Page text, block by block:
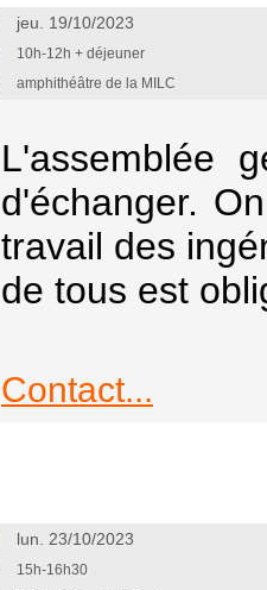
jeu. 19/10/2023
10h-12h + déjeuner
amphithéâtre de la MILC
L'assemblée
d'échanger.
travail des
de tous est
Contact...
lun. 23/10/2023
15h-16h30